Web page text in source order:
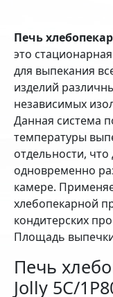
Печь
это
для выпекания
изделий
независимых
Данная система
температуры
отдельности,
одновременно
камере.
хлебопекарной
кондитерских
Площадь
Печь
Jolly 5С/